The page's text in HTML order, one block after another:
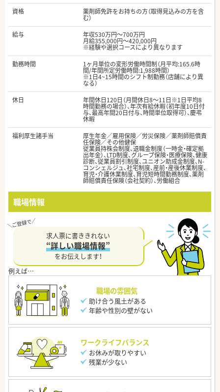
資格
薬剤師免許をお持ちの方（取得見込みの方を含
む）
給与
年収530万円～700万円
月給355,000円～420,000円
※経験や選択コースにより異なります
勤務時間
1ヶ月単位の変形労働時間制（月平均:165.6時
間/年間所定労働時間:1,988時間）
※1日4~15時間のシフト制勤務（店舗により異
なる）
休日
年間休日120日（月間休日8～11日※1日平均8
時間勤務の場合）、年次有給休暇（初年度10日付
与、最高年間20日付与、時間単位取得可）、慶弔
休暇
福利厚生諸手当
厚生年金／雇用保険／労災保険／薬剤師賠償責
任保険／その他健保
従業員持株会制度、退職金制度（一時金・確定拠
出年金）、LTD制度、グループ保険・医療保険、健康
診断、従業員割引制度、ユニオン助成金制度、N-
コンシェルジュ、社宅制度、産前・産後休業制度、
育児・介護休業制度、育児短時間勤務制度、薬剤
師賠償責任保険（会社契約）、労働組合
職場情報
求人票に書ききれない
“詳しい職場情報”
をお伝えします！
職場の雰囲気
助け合う風土がある
年齢や性別の壁がない
ワークライフバランス
お休みが取りやすい
残業が少ない